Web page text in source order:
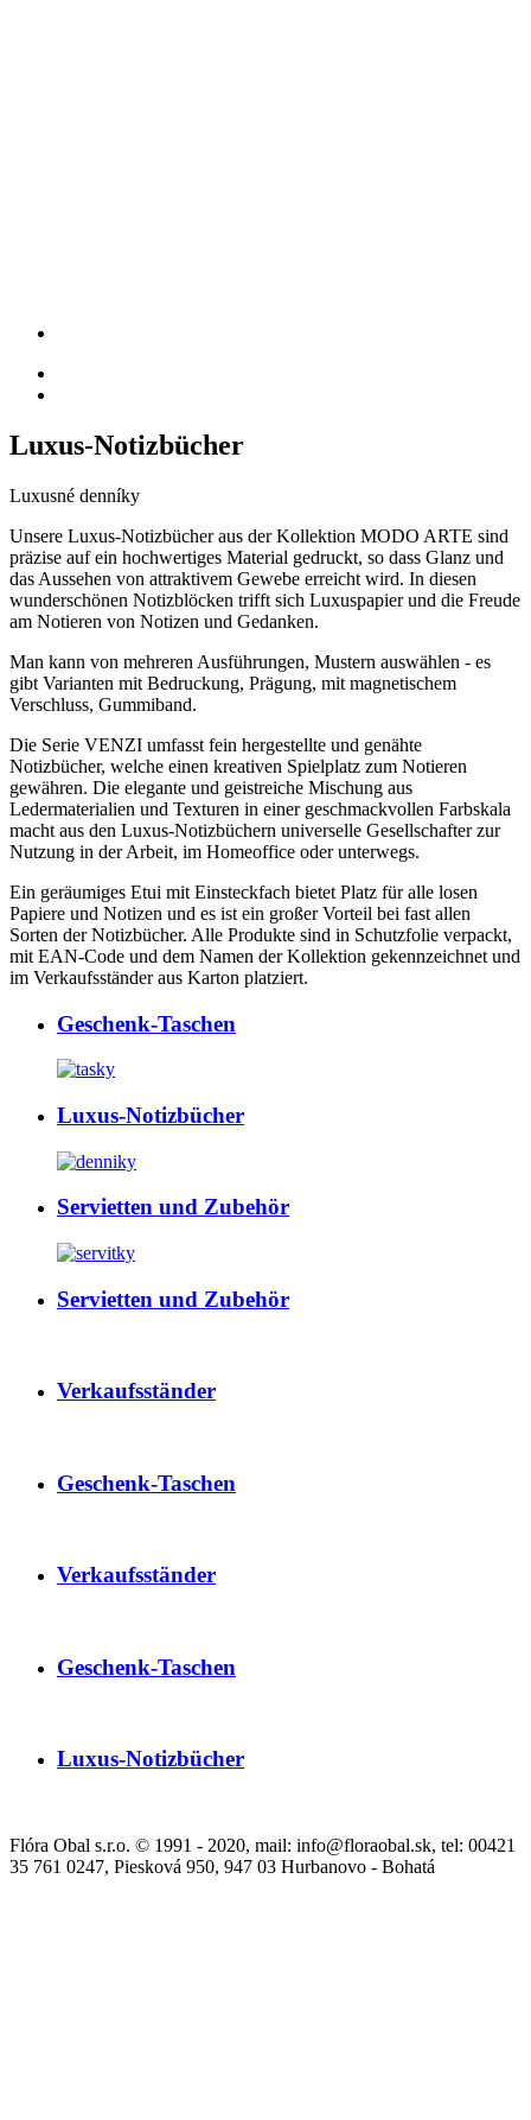
Luxus-Notizbücher
Luxusné denníky
Unsere Luxus-Notizbücher aus der Kollektion MODO ARTE sind
präzise auf ein hochwertiges Material gedruckt, so dass Glanz und
das Aussehen von attraktivem Gewebe erreicht wird. In diesen
wunderschönen Notizblöcken trifft sich Luxuspapier und die Freude
am Notieren von Notizen und Gedanken.
Man kann von mehreren Ausführungen, Mustern auswählen - es
gibt Varianten mit Bedruckung, Prägung, mit magnetischem
Verschluss, Gummiband.
Die Serie VENZI umfasst fein hergestellte und genähte
Notizbücher, welche einen kreativen Spielplatz zum Notieren
gewähren. Die elegante und geistreiche Mischung aus
Ledermaterialien und Texturen in einer geschmackvollen Farbskala
macht aus den Luxus-Notizbüchern universelle Gesellschafter zur
Nutzung in der Arbeit, im Homeoffice oder unterwegs.
Ein geräumiges Etui mit Einsteckfach bietet Platz für alle losen
Papiere und Notizen und es ist ein großer Vorteil bei fast allen
Sorten der Notizbücher. Alle Produkte sind in Schutzfolie verpackt,
mit EAN-Code und dem Namen der Kollektion gekennzeichnet und
im Verkaufsständer aus Karton platziert.
Geschenk-Taschen
Luxus-Notizbücher
Servietten und Zubehör
Servietten und Zubehör
Verkaufsständer
Geschenk-Taschen
Verkaufsständer
Geschenk-Taschen
Luxus-Notizbücher
Flóra Obal s.r.o. © 1991 - 2020, mail: info@floraobal.sk, tel: 00421
35 761 0247, Piesková 950, 947 03 Hurbanovo - Bohatá